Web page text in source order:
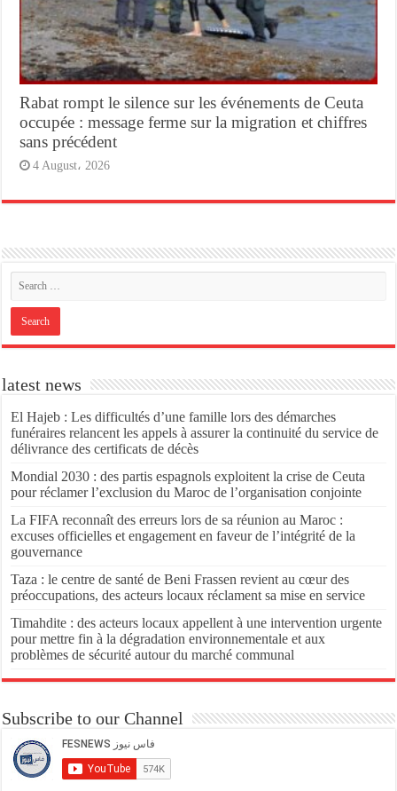
Rabat rompt le silence sur les événements de Ceuta
occupée : message ferme sur la migration et chiffres
sans précédent
4 August، 2026
latest news
El Hajeb : Les difficultés d’une famille lors des démarches
funéraires relancent les appels à assurer la continuité du service de
délivrance des certificats de décès
Mondial 2030 : des partis espagnols exploitent la crise de Ceuta
pour réclamer l’exclusion du Maroc de l’organisation conjointe
La FIFA reconnaît des erreurs lors de sa réunion au Maroc :
excuses officielles et engagement en faveur de l’intégrité de la
gouvernance
Taza : le centre de santé de Beni Frassen revient au cœur des
préoccupations, des acteurs locaux réclament sa mise en service
Timahdite : des acteurs locaux appellent à une intervention urgente
pour mettre fin à la dégradation environnementale et aux
problèmes de sécurité autour du marché communal
Subscribe to our Channel